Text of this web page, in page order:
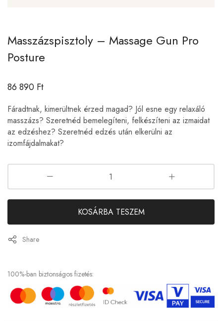
Masszázspisztoly – Massage Gun Pro
Posture
86 890 Ft
Fáradtnak, kimerültnek érzed magad? Jól esne egy relaxáló
masszázs? Szeretnéd bemelegíteni, felkészíteni az izmaidat
az edzéshez? Szeretnéd edzés után elkerülni az
izomfájdalmakat?
KOSÁRBA TESZEM
Share
100%-ban biztonságos fizetés: